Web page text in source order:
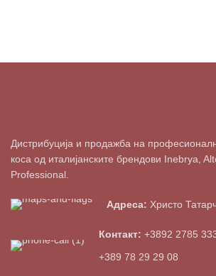
Дистрибуција и продажба на
коса од италијанските брендови Inebrya,
Professional.
Адреса: Христо
Контакт: +3892 2785
+389 78 29 29 08